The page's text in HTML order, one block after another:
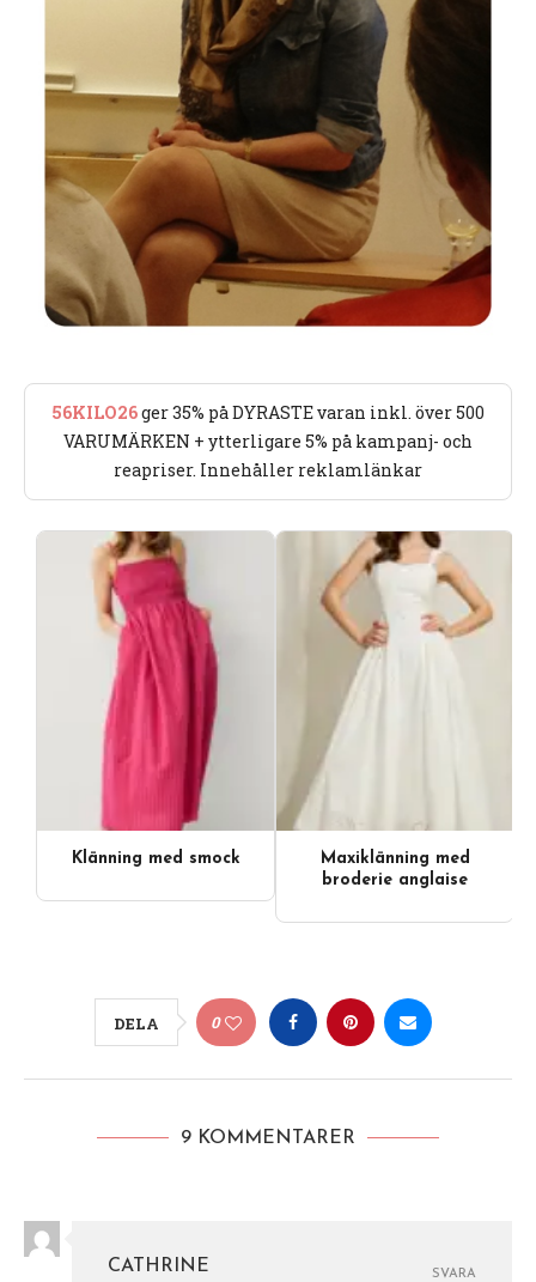
56KILO26ger 35% på DYRASTE varan inkl. över 500
VARUMÄRKEN + ytterligare 5% på kampanj- och
reapriser. Innehåller reklamlänkar
Klänning med smock
Maxiklänning med
broderie anglaise
DELA 0
9 KOMMENTARER
CATHRINE
SVARA